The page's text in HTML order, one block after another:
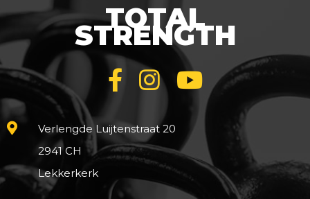
TOTAL
STRENGTH
Verlengde Luijtenstraat 20
2941 CH
Lekkerkerk